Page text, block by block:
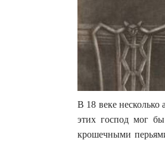
В 18 веке
этих господ мог
крошечными